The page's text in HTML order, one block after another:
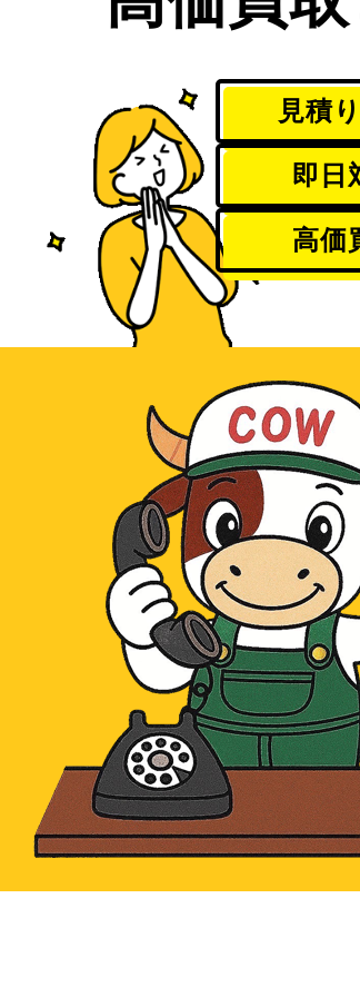
見積
即日
高価